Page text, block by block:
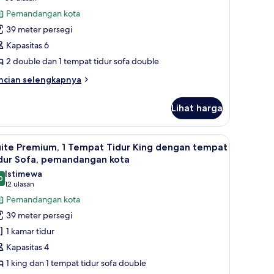
ulasan)
Pemandangan kota
39 meter persegi
Kapasitas 6
2 double dan 1 tempat tidur sofa double
selengkapnya
Lihat harga
TV, dan film berbayar Seprai antialergi, brankas, meja kerja, dan
6
Premium, 1 Tempat Tidur King dengan tempat
Sofa, pemandangan kota
dari 10
Istimewa
12 ulasan
(12
ulasan)
Pemandangan kota
39 meter persegi
1 kamar tidur
Kapasitas 4
1 king dan 1 tempat tidur sofa double